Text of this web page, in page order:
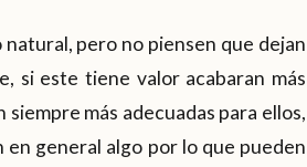
pero no piensen que dejan
si este tiene valor acabaran más
más adecuadas para ellos,
en general algo por lo que pueden